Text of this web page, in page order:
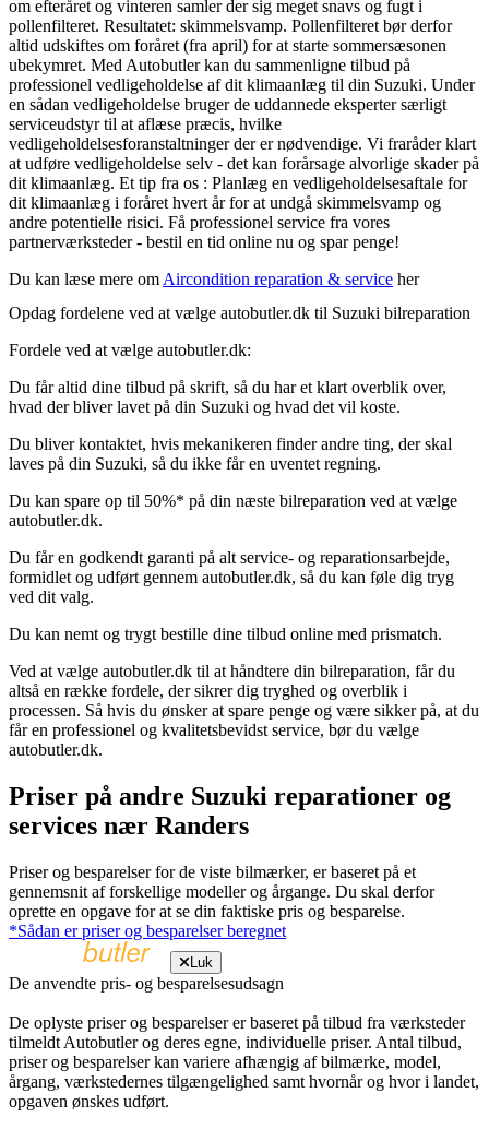
om efteråret og vinteren samler der sig meget snavs og fugt i
pollenfilteret. Resultatet: skimmelsvamp. Pollenfilteret bør derfor
altid udskiftes om foråret (fra april) for at starte sommersæsonen
ubekymret. Med Autobutler kan du sammenligne tilbud på
professionel vedligeholdelse af dit klimaanlæg til din Suzuki. Under
en sådan vedligeholdelse bruger de uddannede eksperter særligt
serviceudstyr til at aflæse præcis, hvilke
vedligeholdelsesforanstaltninger der er nødvendige. Vi fraråder klart
at udføre vedligeholdelse selv - det kan forårsage alvorlige skader på
dit klimaanlæg. Et tip fra os : Planlæg en vedligeholdelsesaftale for
dit klimaanlæg i foråret hvert år for at undgå skimmelsvamp og
andre potentielle risici. Få professionel service fra vores
partnerværksteder - bestil en tid online nu og spar penge!
Du kan læse mere om Aircondition reparation & service her
Opdag fordelene ved at vælge autobutler.dk til Suzuki bilreparation
Fordele ved at vælge autobutler.dk:
Du får altid dine tilbud på skrift, så du har et klart overblik over,
hvad der bliver lavet på din Suzuki og hvad det vil koste.
Du bliver kontaktet, hvis mekanikeren finder andre ting, der skal
laves på din Suzuki, så du ikke får en uventet regning.
Du kan spare op til 50%* på din næste bilreparation ved at vælge
autobutler.dk.
Du får en godkendt garanti på alt service- og reparationsarbejde,
formidlet og udført gennem autobutler.dk, så du kan føle dig tryg
ved dit valg.
Du kan nemt og trygt bestille dine tilbud online med prismatch.
Ved at vælge autobutler.dk til at håndtere din bilreparation, får du
altså en række fordele, der sikrer dig tryghed og overblik i
processen. Så hvis du ønsker at spare penge og være sikker på, at du
får en professionel og kvalitetsbevidst service, bør du vælge
autobutler.dk.
Priser på andre Suzuki reparationer og
services nær Randers
Priser og besparelser for de viste bilmærker, er baseret på et
gennemsnit af forskellige modeller og årgange. Du skal derfor
oprette en opgave for at se din faktiske pris og besparelse.
*Sådan er priser og besparelser beregnet
Luk
De anvendte pris- og besparelsesudsagn
De oplyste priser og besparelser er baseret på tilbud fra værksteder
tilmeldt Autobutler og deres egne, individuelle priser. Antal tilbud,
priser og besparelser kan variere afhængig af bilmærke, model,
årgang, værkstedernes tilgængelighed samt hvornår og hvor i landet,
opgaven ønskes udført.